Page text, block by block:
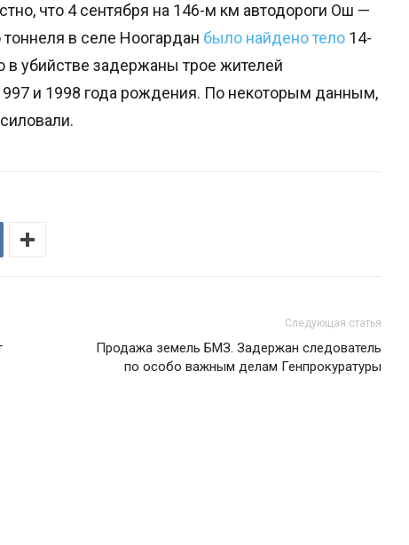
что 4 сентября на 146-м км автодороги Ош —
в селе Ноогардан было найдено тело 14-
убийстве задержаны трое жителей
и 1998 года рождения. По некоторым данным,
Следующая статья
Продажа земель БМЗ. Задержан следователь
по особо важным делам Генпрокуратуры